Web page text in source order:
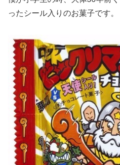
ったシール入りのお菓子です。